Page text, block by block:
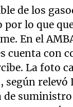
de los
lo que
En el
cuenta con
La foto
relevó
de